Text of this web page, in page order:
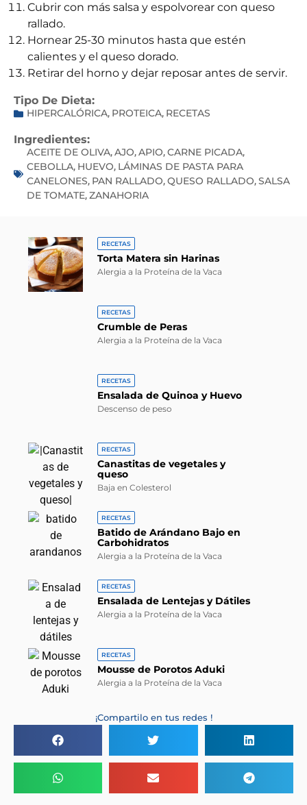
Cubrir con más salsa y espolvorear con queso
rallado.
Hornear 25-30 minutos hasta que estén
calientes y el queso dorado.
Retirar del horno y dejar reposar antes de servir.
Tipo De Dieta:
HIPERCALÓRICA, PROTEICA, RECETAS
Ingredientes:
ACEITE DE OLIVA,AJO,APIO,CARNE PICADA,
CEBOLLA, HUEVO, LÁMINAS DE PASTA PARA
CANELONES, PAN RALLADO,QUESO RALLADO,SALSA
DE TOMATE,ZANAHORIA
RECETAS
Torta Matera sin Harinas
Alergia a la Proteína de la Vaca
RECETAS
Crumble de Peras
Alergia a la Proteína de la Vaca
RECETAS
Ensalada de Quinoa y Huevo
Descenso de peso
RECETAS
Canastitas de vegetales y
queso
Baja en Colesterol
RECETAS
Batido de Arándano Bajo en
Carbohidratos
Alergia a la Proteína de la Vaca
RECETAS
Ensalada de Lentejas y Dátiles
Alergia a la Proteína de la Vaca
RECETAS
Mousse de Porotos Aduki
Alergia a la Proteína de la Vaca
¡Compartilo en tus redes !